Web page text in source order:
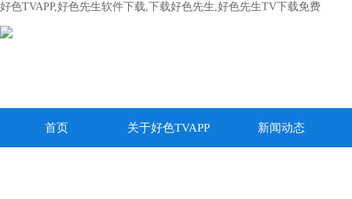
好色TVAPP,好色先生软件下载,下载好色先生,好色先生TV下载免费
首页 关于好色TVAPP 新闻动态